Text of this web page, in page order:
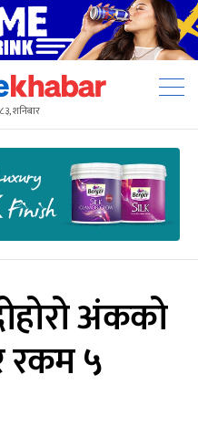
शनिबार
अंकको
रकम ५